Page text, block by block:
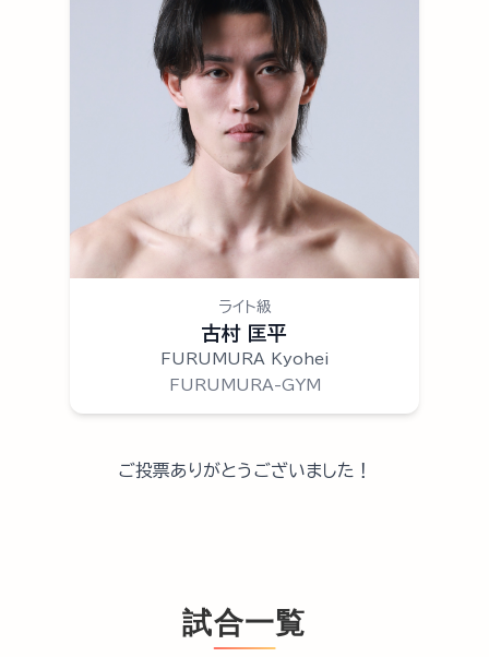
ライト級
古村 匡平
FURUMURA Kyohei
FURUMURA-GYM
ご投票ありがとうございました！
試合一覧